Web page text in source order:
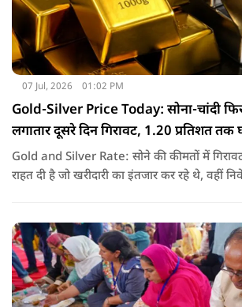
07 Jul, 2026 01:02 PM
Gold-Silver Price Today: सोना-चांदी
लगातार दूसरे दिन गिरावट, 1.20 प्रतिशत तक
Gold and Silver Rate: सोने की कीमतों में
राहत दी है जो खरीदारी का इंतजार कर रहे थे, वहीं